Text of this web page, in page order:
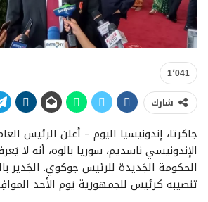
1٬041
شارك
جاكرتا، إندونيسيا اليوم – أعلن الرئيس
الإندونيسي ناسديم، سوريا بالوه، أنه لا
الحكومة الجَديدة للرئيس جوكوي. الجَدير
تنصيبه كرئيس للجمهورية يَوم الأحد الموافِق